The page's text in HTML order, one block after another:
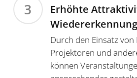
3
Erhöhte
Wiedererkennung
Durch den Einsatz von
Projektoren und
können